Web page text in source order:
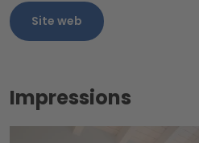
Site web
Impressions